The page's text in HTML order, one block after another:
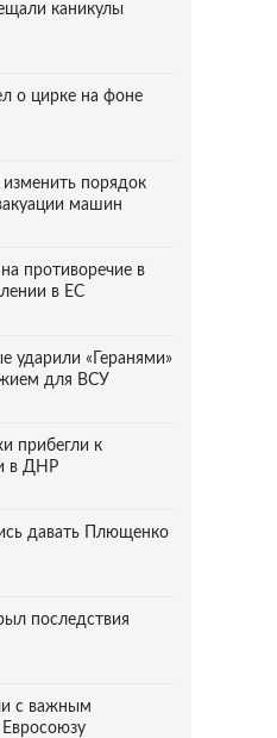
каникулы
о цирке на фоне
порядок
машин
противоречие в
в ЕС
ударили «Геранями»
для ВСУ
прибегли к
в ДНР
давать Плющенко
последствия
с важным